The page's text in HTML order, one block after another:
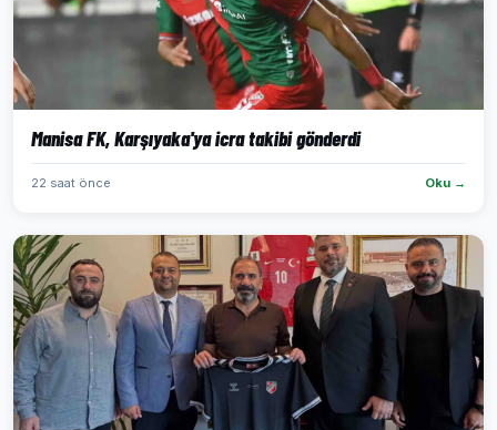
Manisa FK, Karşıyaka'ya icra takibi gönderdi
22 saat önce Oku →